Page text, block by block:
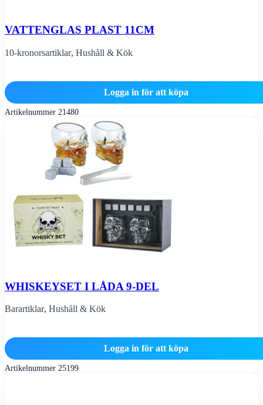
VATTENGLAS PLAST 11CM
10-kronorsartiklar, Hushåll & Kök
Logga in för att köpa
Artikelnummer 21480
WHISKEYSET I LÅDA 9-DEL
Barartiklar, Hushåll & Kök
Logga in för att köpa
Artikelnummer 25199